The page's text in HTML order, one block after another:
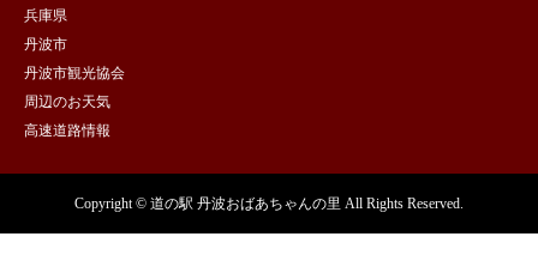
兵庫県
丹波市
丹波市観光協会
周辺のお天気
高速道路情報
Copyright © 道の駅 丹波おばあちゃんの里 All Rights Reserved.